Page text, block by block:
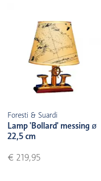
Foresti & Suardi
Lamp 'Bollard' messing ø
22,5 cm
€ 219,95